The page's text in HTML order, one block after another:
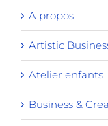
A propos
Artistic
Atelier enfants
Business &